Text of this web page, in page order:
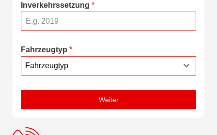
Inverkehrssetzung*
Fahrzeugtyp*
Fahrzeugtyp
Weiter